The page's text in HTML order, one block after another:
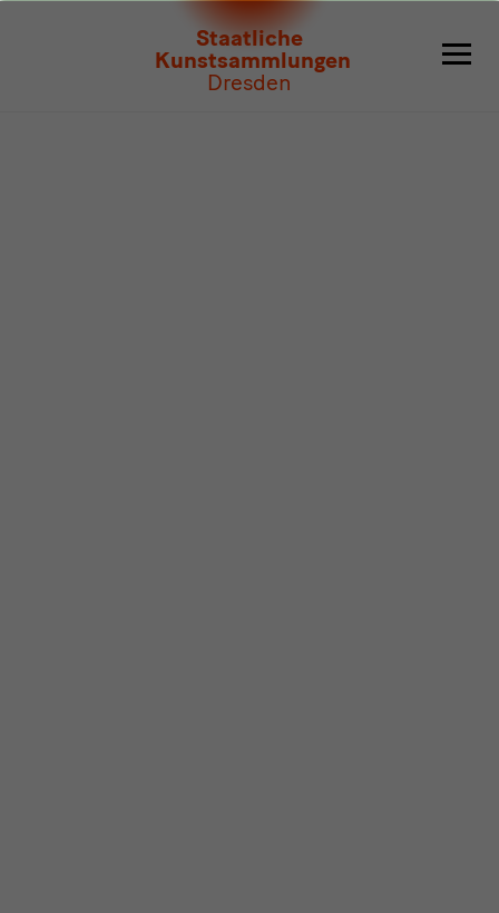
Staatliche
Kunstsammlungen
Dresden